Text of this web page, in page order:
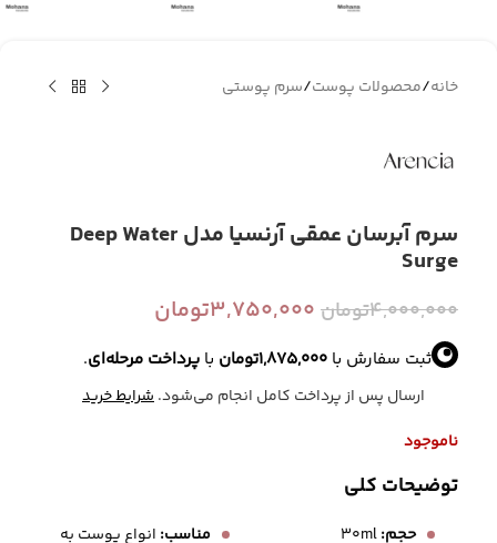
خانه/محصولات پوست/سرم پوستی
سرم آبرسان عمقی آرنسیا مدل Deep Water
Surge
4,000,000تومان 3,750,000تومان
ثبت سفارش با 1,875,000تومان با پرداخت مرحله‌ای.
ارسال پس از پرداخت کامل انجام می‌شود.شرایط خرید
ناموجود
توضیحات کلی
حجم: مناسب: انواع پوست به‌